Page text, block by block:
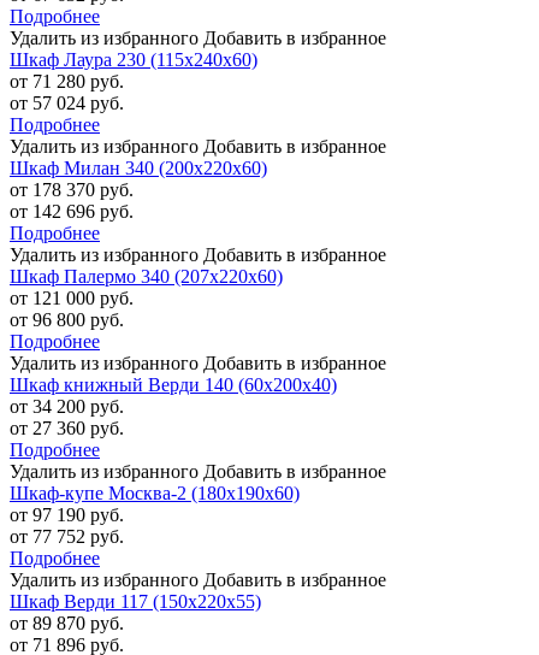
Подробнее
Удалить из избранного Добавить в избранное
Шкаф Лаура 230 (115х240х60)
от 71 280 руб.
от 57 024 руб.
Подробнее
Удалить из избранного Добавить в избранное
Шкаф Милан 340 (200х220х60)
от 178 370 руб.
от 142 696 руб.
Подробнее
Удалить из избранного Добавить в избранное
Шкаф Палермо 340 (207х220х60)
от 121 000 руб.
от 96 800 руб.
Подробнее
Удалить из избранного Добавить в избранное
Шкаф книжный Верди 140 (60х200х40)
от 34 200 руб.
от 27 360 руб.
Подробнее
Удалить из избранного Добавить в избранное
Шкаф-купе Москва-2 (180х190х60)
от 97 190 руб.
от 77 752 руб.
Подробнее
Удалить из избранного Добавить в избранное
Шкаф Верди 117 (150х220х55)
от 89 870 руб.
от 71 896 руб.